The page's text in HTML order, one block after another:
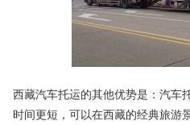
西藏汽车托运的其他优势是：汽车
时间更短，可以在西藏的经典旅游